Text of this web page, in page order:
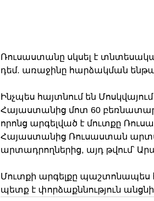
Ռուսաստանը սկսել է
դեմ. առաջինը հարձակման
Ինչպես հայտնում են
Հայաստանից մոտ 60
որոնց արգելված է մուտքը
Հայաստանից Ռուսաստան
արտադրողներից, այդ թվում՝
Մուտքի արգելքը պաշտոնապես
պետք է փորձաքննություն